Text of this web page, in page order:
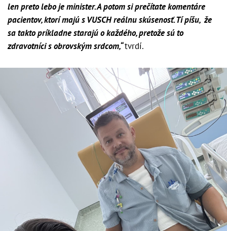
len preto lebo je minister. A potom si prečítate komentáre
pacientov, ktorí majú s VUSCH reálnu skúsenosť. Tí píšu, že
sa takto príkladne starajú o každého, pretože sú to
zdravotníci s obrovským srdcom,“tvrdí.